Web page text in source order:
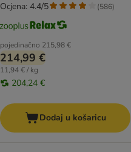
pojedinačno 215,98 €
214,99 €
11,94 € / kg
204,24 €
Ocjena: 4.4/5 (586)
Dodaj u košaricu